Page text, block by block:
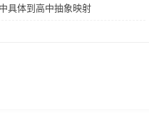
具体到高中抽象映射